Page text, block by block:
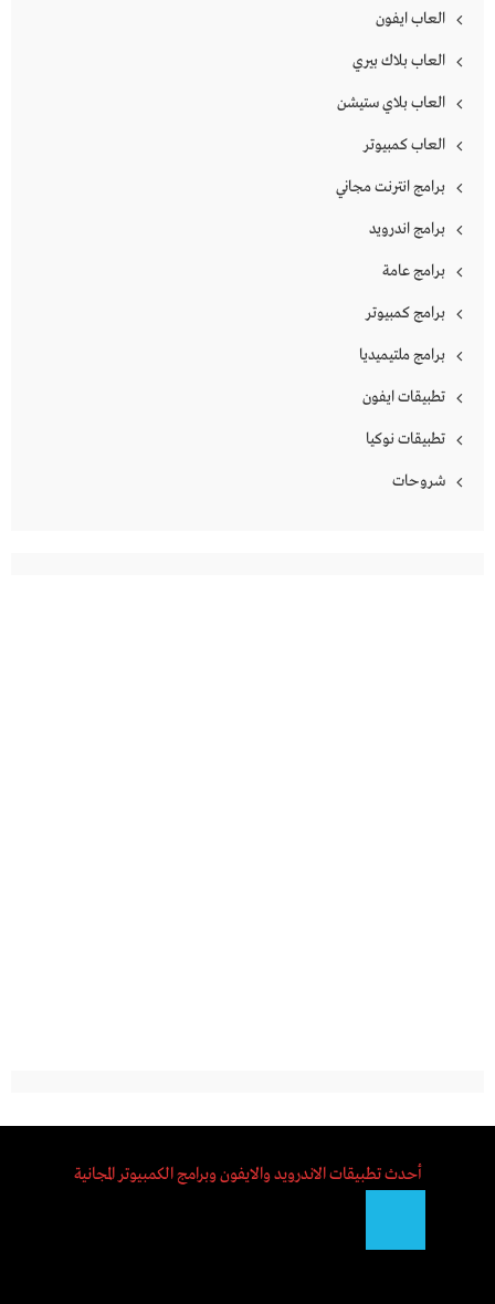
العاب ايفون
العاب بلاك بيري
العاب بلاي ستيشن
العاب كمبيوتر
برامج انترنت مجاني
برامج اندرويد
برامج عامة
برامج كمبيوتر
برامج ملتيميديا
تطبيقات ايفون
تطبيقات نوكيا
شروحات
أحدث تطبيقات الاندرويد والايفون وبرامج الكمبيوتر المجانية